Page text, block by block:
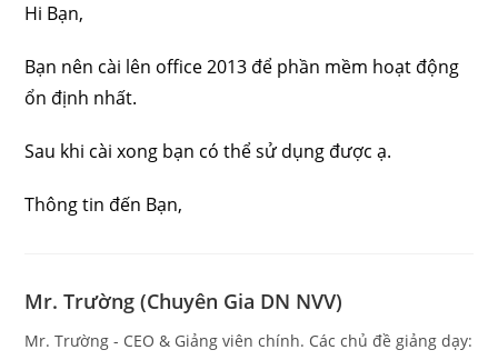
Hi Bạn,
Bạn nên cài lên office 2013 để phần mềm hoạt động
ổn định nhất.
Sau khi cài xong bạn có thể sử dụng được ạ.
Thông tin đến Bạn,
Mr. Trường (Chuyên Gia DN NVV)
Mr. Trường - CEO & Giảng viên chính. Các chủ đề giảng dạy: